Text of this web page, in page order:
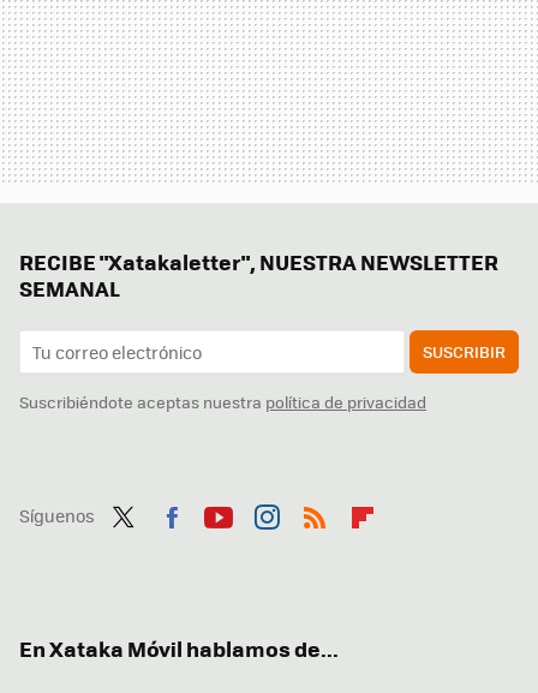
RECIBE "Xatakaletter", NUESTRA NEWSLETTER
SEMANAL
SUSCRIBIR
Suscribiéndote aceptas nuestra política de privacidad
Síguenos
En Xataka Móvil hablamos de...